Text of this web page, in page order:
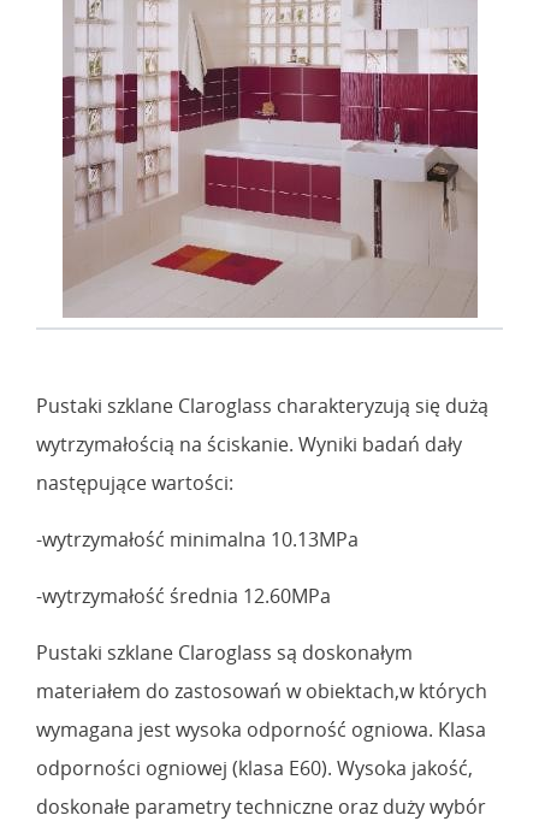
Pustaki szklane Claroglass charakteryzują się dużą
wytrzymałością na ściskanie. Wyniki badań dały
następujące wartości:
-wytrzymałość minimalna 10.13MPa
-wytrzymałość średnia 12.60MPa
Pustaki szklane Claroglass są doskonałym
materiałem do zastosowań w obiektach,w których
wymagana jest wysoka odporność ogniowa. Klasa
odporności ogniowej (klasa E60). Wysoka jakość,
doskonałe parametry techniczne oraz duży wybór